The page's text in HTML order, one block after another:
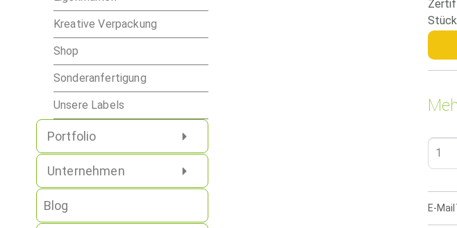
Kreative Verpackung
Shop
Sonderanfertigung
Unsere Labels
Portfolio
Unternehmen
Blog E-Mail